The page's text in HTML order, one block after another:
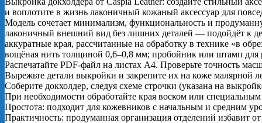
и воплотите в жизнь лаконичный кожаный аксессуар для
Модель сочетает минимализм, функциональность и
лаконичный внешний вид без лишних деталей — подойдёт к
аккуратные края, рассчитанные на обработку в технике «в
вощёная нить толщиной 0,6–0,8 мм; пробойник или штамп для
Распечатайте PDF‑файл на листах А4. Проверьте точность
Вырежьте детали выкройки и закрепите их на коже малярной
Соберите докхолдер, следуя схеме строчки (указана на
При необходимости обработайте края воском или
Простота: подходит для кожевников с начальным и средним
Практичность: продуманная организация отделений избавит